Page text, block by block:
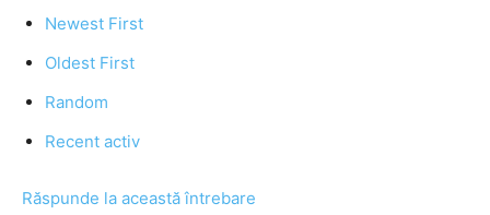
Newest First
Oldest First
Random
Recent activ
Răspunde la această întrebare